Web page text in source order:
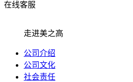
在线客服
走进美之高
公司介绍
公司文化
社会责任